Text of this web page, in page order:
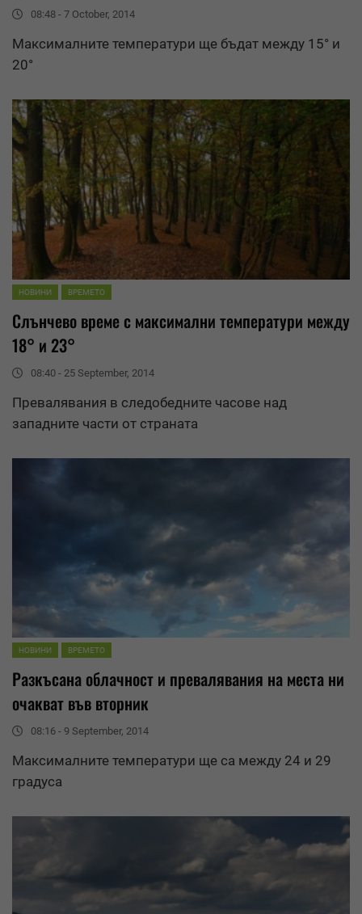
08:48 - 7 October, 2014
Максималните температури ще бъдат между 15° и
20°
НОВИНИ ВРЕМЕТО
Слънчево време с максимални температури между
18° и 23°
08:40 - 25 September, 2014
Превалявания в следобедните часове над
западните части от страната
НОВИНИ ВРЕМЕТО
Разкъсана облачност и превалявания на места ни
очакват във вторник
08:16 - 9 September, 2014
Максималните температури ще са между 24 и 29
градуса